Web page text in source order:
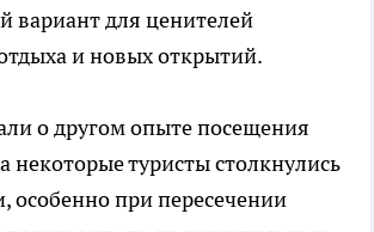
вариант для ценителей
и новых открытий.
о другом опыте посещения
некоторые туристы столкнулись
особенно при пересечении